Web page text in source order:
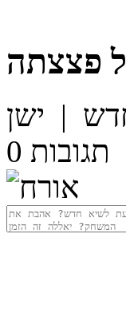
פצצתה
| ישן
0 תגובות